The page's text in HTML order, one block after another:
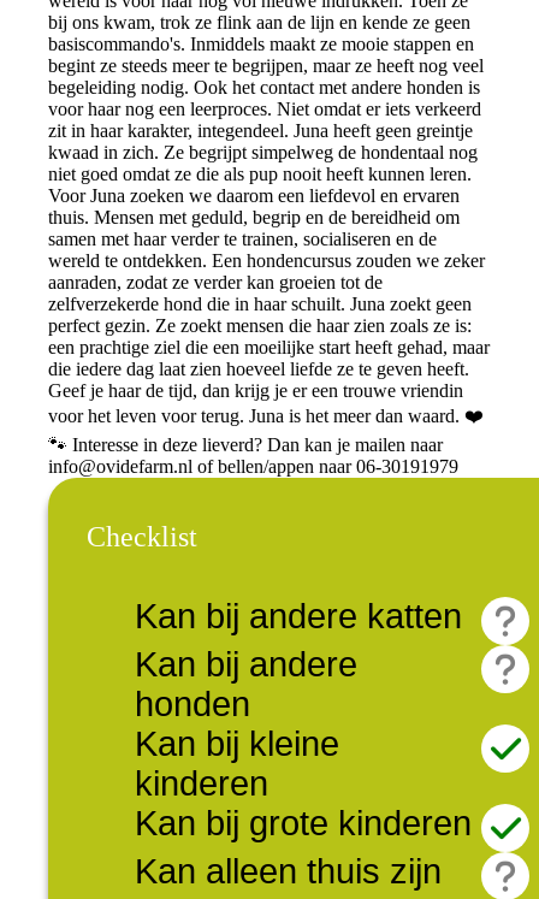
bij ons kwam, trok ze flink aan de lijn en kende ze geen
basiscommando's. Inmiddels maakt ze mooie stappen en
begint ze steeds meer te begrijpen, maar ze heeft nog veel
begeleiding nodig. Ook het contact met andere honden is
voor haar nog een leerproces. Niet omdat er iets verkeerd
zit in haar karakter, integendeel. Juna heeft geen greintje
kwaad in zich. Ze begrijpt simpelweg de hondentaal nog
niet goed omdat ze die als pup nooit heeft kunnen leren.
Voor Juna zoeken we daarom een liefdevol en ervaren
thuis. Mensen met geduld, begrip en de bereidheid om
samen met haar verder te trainen, socialiseren en de
wereld te ontdekken. Een hondencursus zouden we zeker
aanraden, zodat ze verder kan groeien tot de
zelfverzekerde hond die in haar schuilt. Juna zoekt geen
perfect gezin. Ze zoekt mensen die haar zien zoals ze is:
een prachtige ziel die een moeilijke start heeft gehad, maar
die iedere dag laat zien hoeveel liefde ze te geven heeft.
Geef je haar de tijd, dan krijg je er een trouwe vriendin
voor het leven voor terug. Juna is het meer dan waard. ❤️
🐾 Interesse in deze lieverd? Dan kan je mailen naar
info@ovidefarm.nl of bellen/appen naar 06-30191979
Checklist
Kan bij andere katten
Kan bij andere
honden
Kan bij kleine
kinderen
Kan bij grote kinderen
Kan alleen thuis zijn